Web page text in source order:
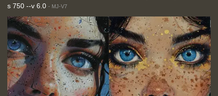
s 750 --v 6.0 - MJ-V7